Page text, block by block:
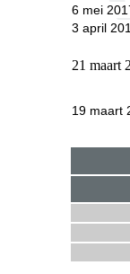
6 mei
3 april
21 maart
19 maart